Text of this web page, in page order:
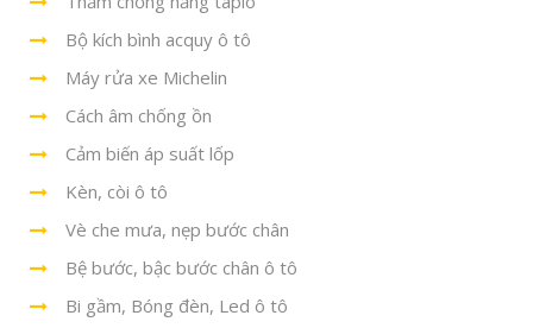
Bộ kích bình acquy ô tô
Máy rửa xe Michelin
Cách âm chống ồn
Cảm biến áp suất lốp
Kèn, còi ô tô
Vè che mưa, nẹp bước chân
Bệ bước, bậc bước chân ô tô
Bi gầm, Bóng đèn, Led ô tô